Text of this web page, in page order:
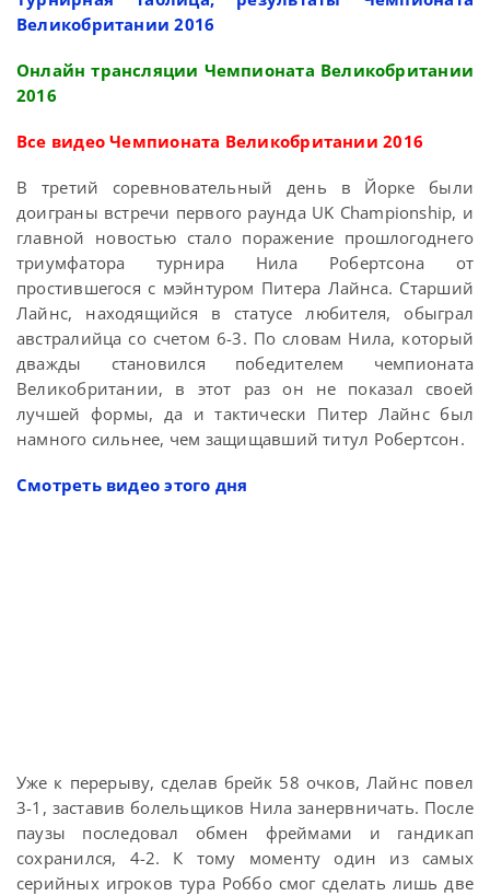
Великобритании 2016
Онлайн трансляции Чемпионата Великобритании
2016
Все видео Чемпионата Великобритании 2016
В третий соревновательный день в Йорке были
доиграны встречи первого раунда UK Championship, и
главной новостью стало поражение прошлогоднего
триумфатора турнира Нила Робертсона от
простившегося с мэйнтуром Питера Лайнса. Старший
Лайнс, находящийся в статусе любителя, обыграл
австралийца со счетом 6-3. По словам Нила, который
дважды становился победителем чемпионата
Великобритании, в этот раз он не показал своей
лучшей формы, да и тактически Питер Лайнс был
намного сильнее, чем защищавший титул Робертсон.
Смотреть видео этого дня
Уже к перерыву, сделав брейк 58 очков, Лайнс повел
3-1, заставив болельщиков Нила занервничать. После
паузы последовал обмен фреймами и гандикап
сохранился, 4-2. К тому моменту один из самых
серийных игроков тура Роббо смог сделать лишь две